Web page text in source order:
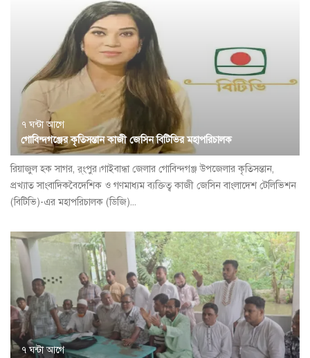
৭ ঘন্টা আগে
গোবিন্দগঞ্জের কৃতিসন্তান কাজী জেসিন বিটিভির মহাপরিচালক
রিয়াজুল হক সাগর, র্ংপুর।গাইবান্ধা জেলার গোবিন্দগঞ্জ উপজেলার কৃতিসন্তান,
প্রখ্যাত সাংবাদিকবৈদেশিক ও গণমাধ্যম ব্যক্তিত্ব কাজী জেসিন বাংলাদেশ টেলিভিশন
(বিটিভি)-এর মহাপরিচালক (ডিজি)...
৭ ঘন্টা আগে